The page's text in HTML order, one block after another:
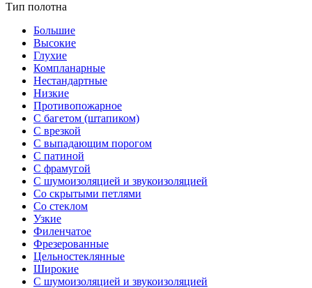
Тип полотна
Большие
Высокие
Глухие
Компланарные
Нестандартные
Низкие
Противопожарное
С багетом (штапиком)
С врезкой
С выпадающим порогом
С патиной
С фрамугой
С шумоизоляцией и звукоизоляцией
Со скрытыми петлями
Со стеклом
Узкие
Филенчатое
Фрезерованные
Цельностеклянные
Широкие
С шумоизоляцией и звукоизоляцией